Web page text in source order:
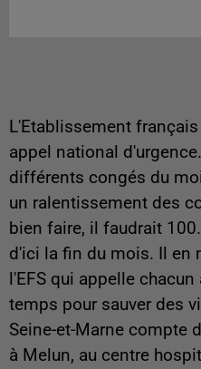
L'Etablissement
appel national
différents congés du
un ralentissement des
bien faire, il faudrait
d'ici la fin du mois. Il en
l'EFS qui appelle
temps pour sauver des
Seine-et-Marne compte
à Melun, au centre